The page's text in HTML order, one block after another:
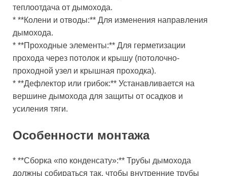
теплоотдача от дымохода.
* **Колени и отводы:** Для изменения направления
дымохода.
* **Проходные элементы:** Для герметизации
прохода через потолок и крышу (потолочно-
проходной узел и крышная проходка).
* **Дефлектор или грибок:** Устанавливается на
вершине дымохода для защиты от осадков и
усиления тяги.
Особенности монтажа
* **Сборка «по конденсату»:** Трубы дымохода
должны собираться так, чтобы внутренние трубы